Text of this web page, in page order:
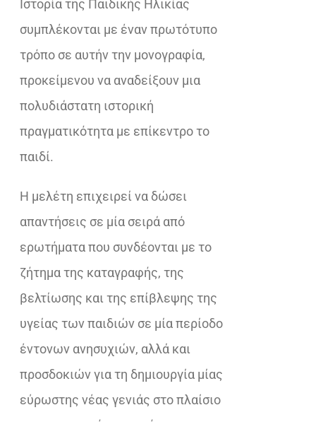
Ιστορία της Παιδικής Ηλικίας
συμπλέκονται με έναν πρωτότυπο
τρόπο σε αυτήν την μονογραφία,
προκείμενου να αναδείξουν μια
πολυδιάστατη ιστορική
πραγματικότητα με επίκεντρο το
παιδί.
Η μελέτη επιχειρεί να δώσει
απαντήσεις σε μία σειρά από
ερωτήματα που συνδέονται με το
ζήτημα της καταγραφής, της
βελτίωσης και της επίβλεψης της
υγείας των παιδιών σε μία περίοδο
έντονων ανησυχιών, αλλά και
προσδοκιών για τη δημιουργία μίας
εύρωστης νέας γενιάς στο πλαίσιο